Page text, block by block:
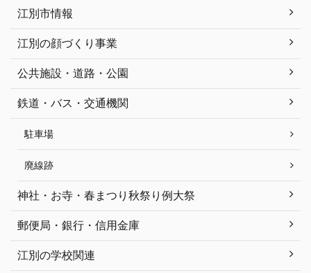
江別市情報
江別の顔づくり事業
公共施設・道路・公園
鉄道・バス・交通機関
駐車場
廃線跡
神社・お寺・春まつり秋祭り例大祭
郵便局・銀行・信用金庫
江別の学校関連